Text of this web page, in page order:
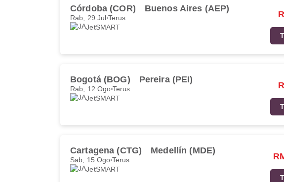
Córdoba (COR) Buenos Aires (AEP)
Rab, 29 Jul Terus
JetSMART
Bogotá (BOG) Pereira (PEI)
Rab, 12 Ogo Terus
JetSMART
Cartagena (CTG) Medellín (MDE)
Sab, 15 Ogo Terus
JetSMART